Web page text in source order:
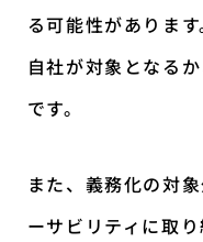
る可能性がありま
自社が対象となる
です。
また、義務化の対
ーサビリティに取